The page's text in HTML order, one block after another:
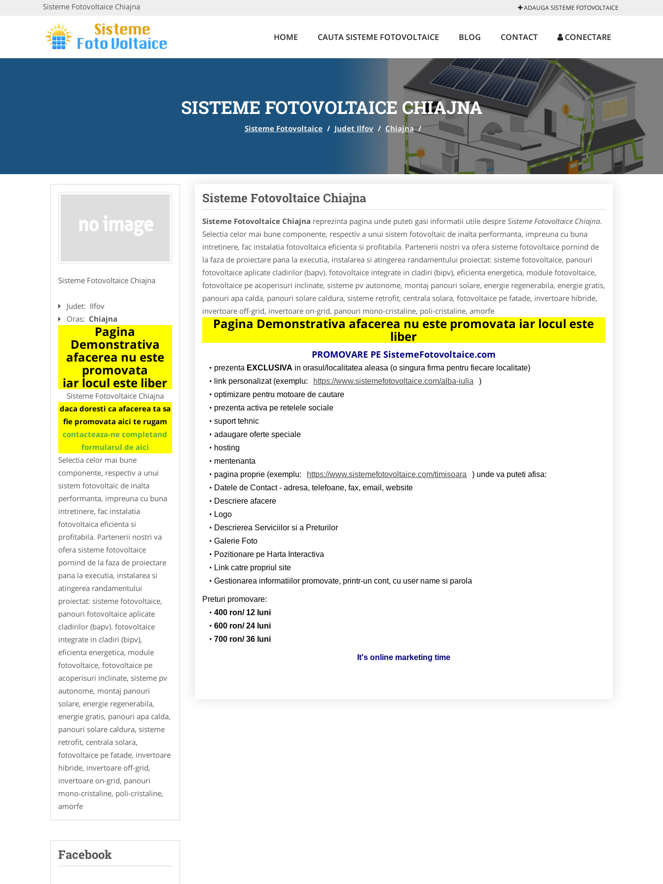
Sisteme Fotovoltaice Chiajna ADAUGA SISTEME FOTOVOLTAICE
HOME CAUTA SISTEME FOTOVOLTAICE BLOG CONTACT CONECTARE
SISTEME FOTOVOLTAICE CHIAJNA
Sisteme Fotovoltaice / Judet Ilfov / Chiajna /
Sisteme Fotovoltaice Chiajna
Judet: Ilfov
Oras: Chiajna
Pagina
Demonstrativa
afacerea nu este
promovata
iar locul este liber
Sisteme Fotovoltaice Chiajna
daca doresti ca afacerea ta sa
fie promovata aici te rugam
contacteaza-ne completand
formularul de aici
Selectia celor mai bune
componente, respectiv a unui
sistem fotovoltaic de inalta
performanta, impreuna cu buna
intretinere, fac instalatia
fotovoltaica eficienta si
profitabila. Partenerii nostri va
ofera sisteme fotovoltaice
pornind de la faza de proiectare
pana la executia, instalarea si
atingerea randamentului
proiectat: sisteme fotovoltaice,
panouri fotovoltaice aplicate
cladirilor (bapv). fotovoltaice
integrate in cladiri (bipv),
eficienta energetica, module
fotovoltaice, fotovoltaice pe
acoperisuri inclinate, sisteme pv
autonome, montaj panouri
solare, energie regenerabila,
energie gratis, panouri apa calda,
panouri solare caldura, sisteme
retrofit, centrala solara,
fotovoltaice pe fatade, invertoare
hibride, invertoare off-grid,
invertoare on-grid, panouri
mono-cristaline, poli-cristaline,
amorfe
Facebook
Sisteme Fotovoltaice Chiajna
Sisteme Fotovoltaice Chiajna reprezinta pagina unde puteti gasi informatii utile despre Sisteme Fotovoltaice Chiajna.
Selectia celor mai bune componente, respectiv a unui sistem fotovoltaic de inalta performanta, impreuna cu buna
intretinere, fac instalatia fotovoltaica eficienta si profitabila. Partenerii nostri va ofera sisteme fotovoltaice pornind de
la faza de proiectare pana la executia, instalarea si atingerea randamentului proiectat: sisteme fotovoltaice, panouri
fotovoltaice aplicate cladirilor (bapv). fotovoltaice integrate in cladiri (bipv), eficienta energetica, module fotovoltaice,
fotovoltaice pe acoperisuri inclinate, sisteme pv autonome, montaj panouri solare, energie regenerabila, energie gratis,
panouri apa calda, panouri solare caldura, sisteme retrofit, centrala solara, fotovoltaice pe fatade, invertoare hibride,
invertoare off-grid, invertoare on-grid, panouri mono-cristaline, poli-cristaline, amorfe
Pagina Demonstrativa afacerea nu este promovata iar locul este
liber
PROMOVARE PE SistemeFotovoltaice.com
prezenta EXCLUSIVA in orasul/localitatea aleasa (o singura firma pentru fiecare localitate)
link personalizat (exemplu:
https://www.sistemefotovoltaice.com/alba-iulia
)
optimizare pentru motoare de cautare
prezenta activa pe retelele sociale
suport tehnic
adaugare oferte speciale
hosting
mentenanta
pagina proprie (exemplu:
https://www.sistemefotovoltaice.com/timisoara
) unde va puteti afisa:
Datele de Contact - adresa, telefoane, fax, email, website
Descriere afacere
Logo
Descrierea Serviciilor si a Preturilor
Galerie Foto
Pozitionare pe Harta Interactiva
Link catre propriul site
Gestionarea informatiilor promovate, printr-un cont, cu user name si parola
Preturi promovare:
400 ron/ 12 luni
600 ron/ 24 luni
700 ron/ 36 luni
It's online marketing time